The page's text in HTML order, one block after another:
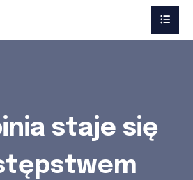
staje się